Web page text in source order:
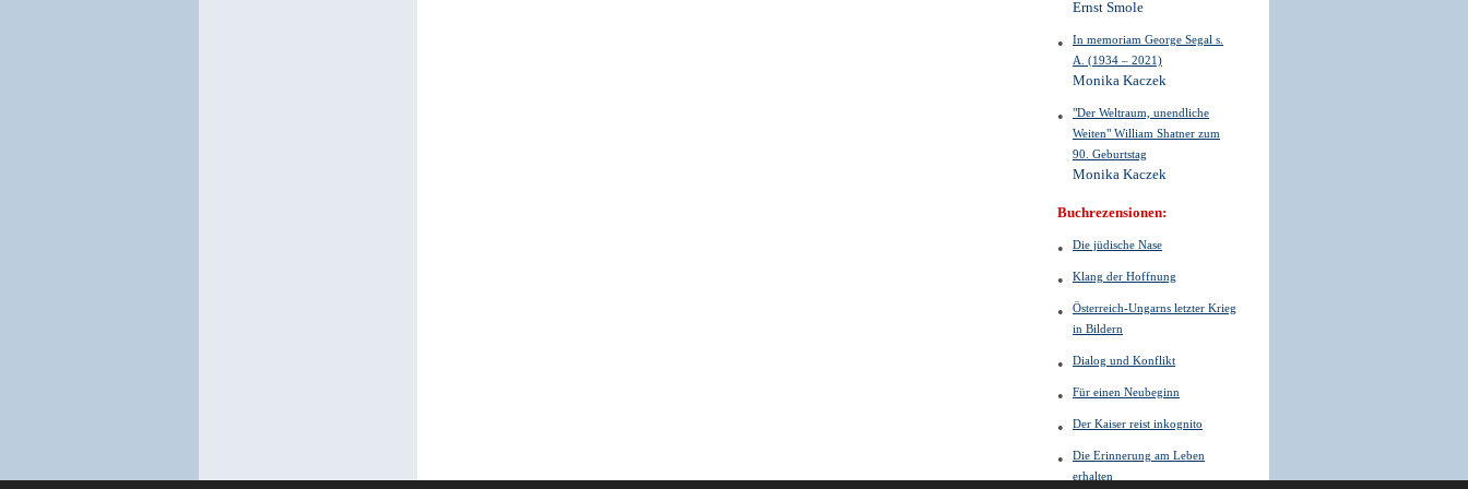
Ernst Smole
In memoriam George Segal s.
A. (1934 – 2021)
Monika Kaczek
"Der Weltraum, unendliche
Weiten" William Shatner zum
90. Geburtstag
Monika Kaczek
Buchrezensionen:
Die jüdische Nase
Klang der Hoffnung
Österreich-Ungarns letzter Krieg
in Bildern
Dialog und Konflikt
Für einen Neubeginn
Der Kaiser reist inkognito
Die Erinnerung am Leben
erhalten